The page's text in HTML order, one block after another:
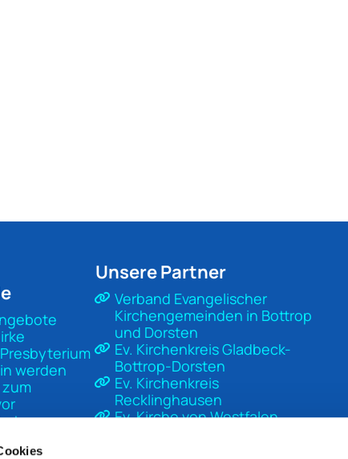
werden
Unsere Partner
Verband Evangelischer
Kirchengemeinden in Bottrop
und Dorsten
Ev. Kirchenkreis Gladbeck-
Bottrop-Dorsten
Ev. Kirchenkreis
Recklinghausen
Ev. Kirche von Westfalen